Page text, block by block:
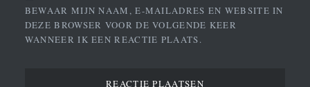
BEWAAR MIJN NAAM, E-MAILADRES EN WEBSITE IN
DEZE BROWSER VOOR DE VOLGENDE KEER
WANNEER IK EEN REACTIE PLAATS.